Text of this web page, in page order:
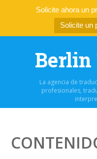
Solicite ahora un
Solicite un
Berlin
La agencia de
profesionales,